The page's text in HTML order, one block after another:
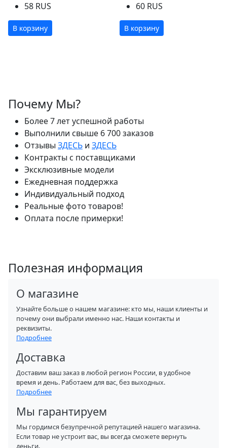
58 RUS
В корзину
60 RUS
В корзину
Почему Мы?
Более 7 лет успешной работы
Выполнили свыше 6 700 заказов
Отзывы ЗДЕСЬ и ЗДЕСЬ
Контракты с поставщиками
Эксклюзивные модели
Ежедневная поддержка
Индивидуальный подход
Реальные фото товаров!
Оплата после примерки!
Полезная информация
О магазине
Узнайте больше о нашем магазине: кто мы, наши клиенты и
почему они выбрали именно нас. Наши контакты и
реквизиты.
Подробнее
Доставка
Доставим ваш заказ в любой регион России, в удобное
время и день. Работаем для вас, без выходных.
Подробнее
Мы гарантируем
Мы гордимся безупречной репутацией нашего магазина.
Если товар не устроит вас, вы всегда сможете вернуть
деньги.